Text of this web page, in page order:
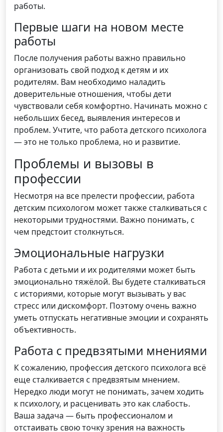
работы.
Первые шаги на новом месте
работы
После получения работы важно правильно
организовать свой подход к детям и их
родителям. Вам необходимо наладить
доверительные отношения, чтобы дети
чувствовали себя комфортно. Начинать можно с
небольших бесед, выявления интересов и
проблем. Учтите, что работа детского психолога
— это не только проблема, но и развитие.
Проблемы и вызовы в
профессии
Несмотря на все прелести профессии, работа
детским психологом может также сталкиваться с
некоторыми трудностями. Важно понимать, с
чем предстоит столкнуться.
Эмоциональные нагрузки
Работа с детьми и их родителями может быть
эмоционально тяжёлой. Вы будете сталкиваться
с историями, которые могут вызывать у вас
стресс или дискомфорт. Поэтому очень важно
уметь отпускать негативные эмоции и сохранять
объективность.
Работа с предвзятыми мнениями
К сожалению, профессия детского психолога всё
еще сталкивается с предвзятым мнением.
Нередко люди могут не понимать, зачем ходить
к психологу, и расценивать это как слабость.
Ваша задача — быть профессионалом и
отстаивать свою точку зрения на важность